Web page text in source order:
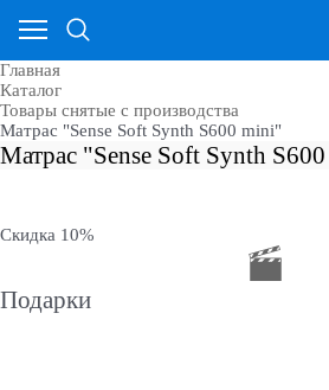
Главная
Каталог
Товары снятые с производства
Матрас "Sense Soft Synth S600 mini"
Матрас "Sense Soft Synth
Скидка 10%
Подарки